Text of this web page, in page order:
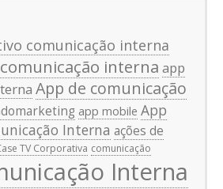
comunicação interna
interna app
App de comunicação
app mobile App
Interna ações de
TV Corporativa comunicação
Interna